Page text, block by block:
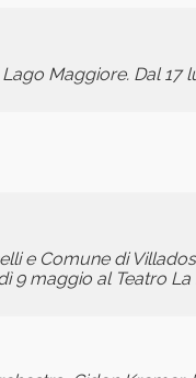
Maggiore. Dal 17
e Comune di
9 maggio al Teatro La